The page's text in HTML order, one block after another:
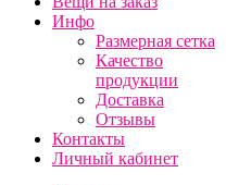
Инфо
Размерная сетка
Качество
продукции
Доставка
Отзывы
Контакты
Личный кабинет